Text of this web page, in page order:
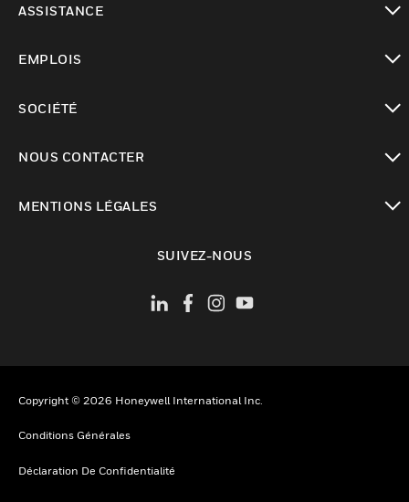
ASSISTANCE
EMPLOIS
SOCIÉTÉ
NOUS CONTACTER
MENTIONS LÉGALES
SUIVEZ-NOUS
Copyright © 2026 Honeywell International Inc.
Conditions Générales
Déclaration De Confidentialité